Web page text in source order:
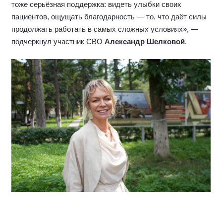
тоже серьёзная поддержка: видеть улыбки своих
пациентов, ощущать благодарность — то, что даёт силы
продолжать работать в самых сложных условиях», —
подчеркнул участник СВО Александр Шелковой.